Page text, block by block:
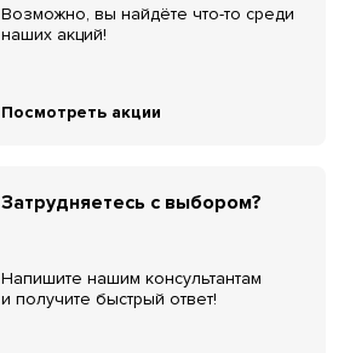
Возможно, вы найдёте что-то среди
наших акций!
Посмотреть акции
Затрудняетесь с выбором?
Напишите нашим консультантам
и получите быстрый ответ!